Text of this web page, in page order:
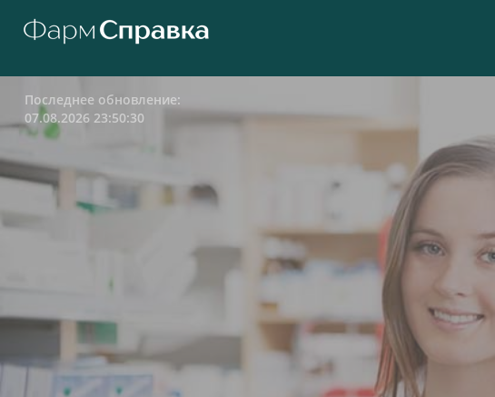
Последнее обновление:
07.08.2026 23:50:30